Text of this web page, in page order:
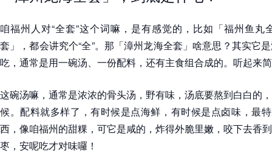
咱福州人对“全套”这个词嘛，是有感觉的，比如「福州鱼丸
套」，都会讲究个“全”。那「漳州龙海全套」啥意思？其实它
吃，通常是用一碗汤、一份配料，还有主食组合成的。听起来
这碗汤嘛，通常是浓浓的骨头汤，野有味，汤底要熬到白白的
候。配料就多样了，有时候是点海鲜，有时候是点卤味，最
西，像咱福州的甜粿，可它是咸的，炸得外脆里嫩，咬下去香
枣，安呢吃才对味囉！